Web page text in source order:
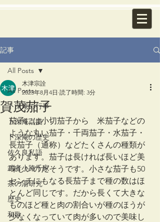
記事
All Posts
卜深庵の行事
卜深庵点描
卜深庵の歴史
佐久良私語
武者小路千家
茶の湯研究
歴史
和歌
All Posts
賀茂茄子
木津宗詮
2023年8月4日 読了時間: 3分
茄子には小切茄子から　米茄子などの
ような丸い茄子・千両茄子・水茄子・
長茄子（通称）などたくさんの種類が
あります。茄子は長ければ長いほど美
味しいのだそうです。小さな茄子も50
センチにもなる長茄子まで種の数はほ
とんど同じです。だから長くて大きな
ものほど種と肉の割合いが種のほうが
少なくなっていて肉が多いので美味し